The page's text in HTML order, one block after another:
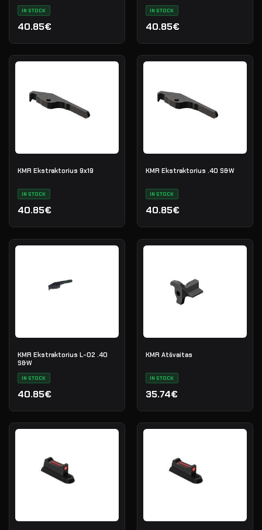
IN STOCK
40.85€
IN STOCK
40.85€
KMR Ekstraktorius 9x19
IN STOCK
40.85€
KMR Ekstraktorius .40 S&W
IN STOCK
40.85€
KMR Ekstraktorius L-02 .40
S&W
IN STOCK
40.85€
KMR Atšvaitas
IN STOCK
35.74€